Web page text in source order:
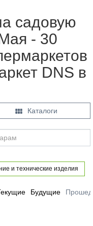
садовую
- 30
DNS в
 Каталоги
и технические изделия
Будущие